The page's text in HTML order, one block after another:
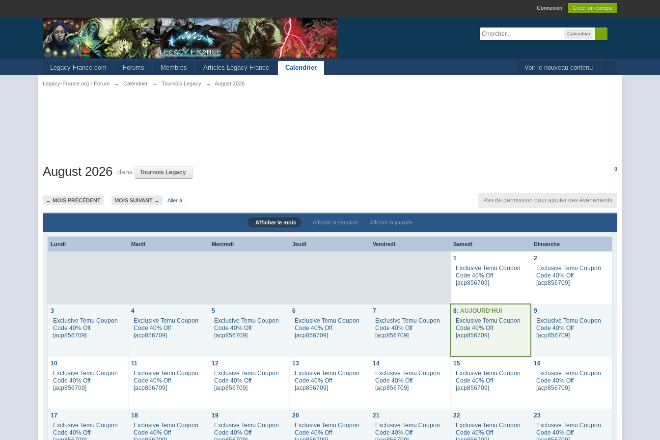
Connexion Créer un compte
Calendrier
Voir le nouveau contenu
Legacy-France.com Forums Membres Articles Legacy-France Calendrier
Legacy-France.org - Forum → Calendrier → Tournois Legacy → August 2026
0
August 2026 dans Tournois Legacy
← MOIS PRÉCÉDENT MOIS SUIVANT → Aller à... Pas de permission pour ajouter des évènements
Afficher le mois Afficher la semaine Afficher la journée
Lundi Mardi Mercredi Jeudi Vendredi Samedi Dimanche
1
Exclusive Temu Coupon
Code 40% Off
[acp856709]
2
Exclusive Temu Coupon
Code 40% Off
[acp856709]
3
Exclusive Temu Coupon
Code 40% Off
[acp856709]
4
Exclusive Temu Coupon
Code 40% Off
[acp856709]
5
Exclusive Temu Coupon
Code 40% Off
[acp856709]
6
Exclusive Temu Coupon
Code 40% Off
[acp856709]
7
Exclusive Temu Coupon
Code 40% Off
[acp856709]
8: AUJOURD'HUI
Exclusive Temu Coupon
Code 40% Off
[acp856709]
9
Exclusive Temu Coupon
Code 40% Off
[acp856709]
10
Exclusive Temu Coupon
Code 40% Off
[acp856709]
11
Exclusive Temu Coupon
Code 40% Off
[acp856709]
12
Exclusive Temu Coupon
Code 40% Off
[acp856709]
13
Exclusive Temu Coupon
Code 40% Off
[acp856709]
14
Exclusive Temu Coupon
Code 40% Off
[acp856709]
15
Exclusive Temu Coupon
Code 40% Off
[acp856709]
16
Exclusive Temu Coupon
Code 40% Off
[acp856709]
17
Exclusive Temu Coupon
Code 40% Off
18
Exclusive Temu Coupon
Code 40% Off
19
Exclusive Temu Coupon
Code 40% Off
20
Exclusive Temu Coupon
Code 40% Off
21
Exclusive Temu Coupon
Code 40% Off
22
Exclusive Temu Coupon
Code 40% Off
23
Exclusive Temu Coupon
Code 40% Off